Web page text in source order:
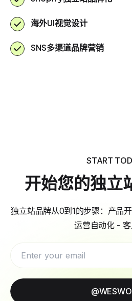
海外UI视觉设计
SNS多渠道品牌营销
START
开始您的独立
独立站品牌从0到1的步骤：产品
运营自动化 -